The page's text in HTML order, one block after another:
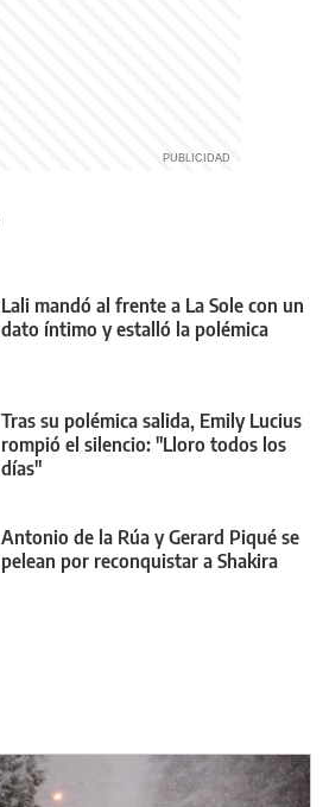
Lali mandó al frente a La Sole con un
dato íntimo y estalló la polémica
Tras su polémica salida, Emily Lucius
rompió el silencio: "Lloro todos los
días"
Antonio de la Rúa y Gerard Piqué se
pelean por reconquistar a Shakira